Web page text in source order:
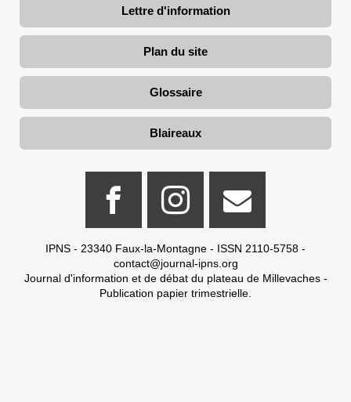
Lettre d'information
Plan du site
Glossaire
Blaireaux
IPNS - 23340 Faux-la-Montagne - ISSN 2110-5758 -
contact@journal-ipns.org
Journal d'information et de débat du plateau de Millevaches -
Publication papier trimestrielle.